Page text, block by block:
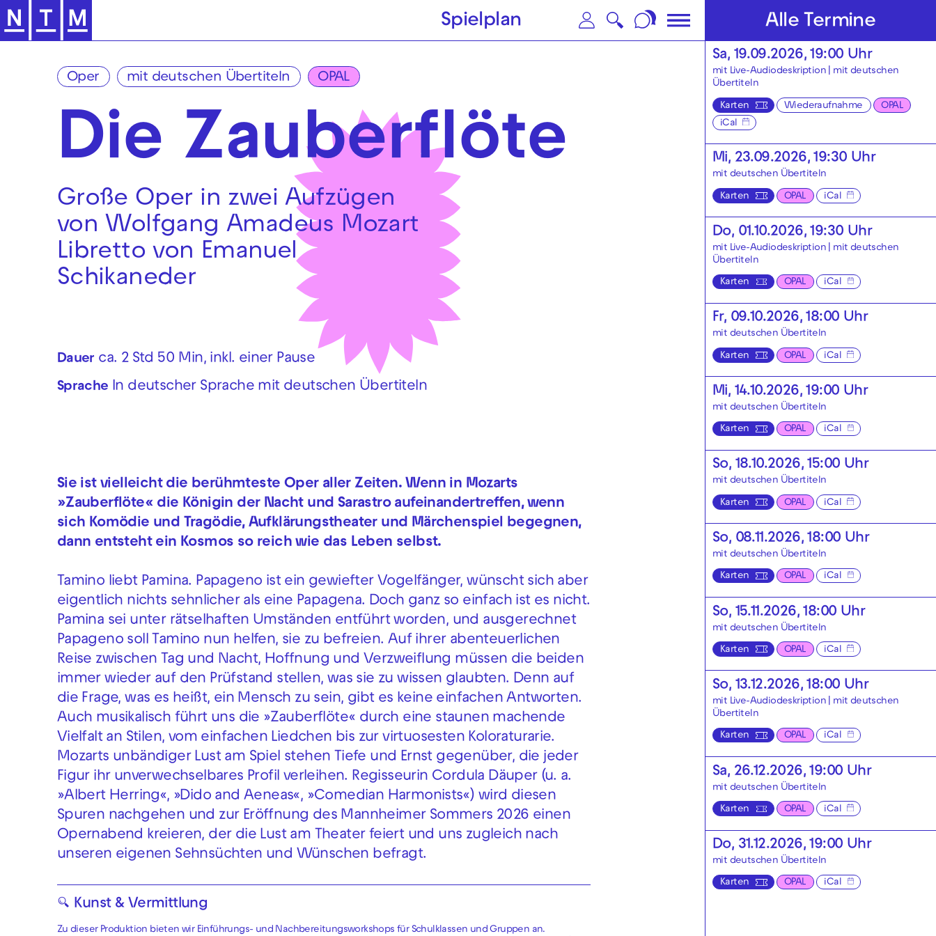
Zur Hauptnavigation springen Zum Hauptinhalt springen Zum Footer springen
Spielplan
Oper mit deutschen Übertiteln OPAL
Die Zauberflöte
Große Oper in zwei Aufzügen
von Wolfgang Amadeus Mozart
Libretto von Emanuel
Schikaneder
Dauer ca. 2 Std 50 Min, inkl. einer Pause
Sprache In deutscher Sprache mit deutschen Übertiteln
Sie ist vielleicht die berühmteste Oper aller Zeiten. Wenn in Mozarts
»Zauberflöte« die Königin der Nacht und Sarastro aufeinandertreffen, wenn
sich Komödie und Tragödie, Aufklärungstheater und Märchenspiel begegnen,
dann entsteht ein Kosmos so reich wie das Leben selbst.
Tamino liebt Pamina. Papageno ist ein gewiefter Vogelfänger, wünscht sich aber
eigentlich nichts sehnlicher als eine Papagena. Doch ganz so einfach ist es nicht.
Pamina sei unter rätselhaften Umständen entführt worden, und ausgerechnet
Papageno soll Tamino nun helfen, sie zu befreien. Auf ihrer abenteuerlichen
Reise zwischen Tag und Nacht, Hoffnung und Verzweiflung müssen die beiden
immer wieder auf den Prüfstand stellen, was sie zu wissen glaubten. Denn auf
die Frage, was es heißt, ein Mensch zu sein, gibt es keine einfachen Antworten.
Auch musikalisch führt uns die »Zauberflöte« durch eine staunen machende
Vielfalt an Stilen, vom einfachen Liedchen bis zur virtuosesten Koloraturarie.
Mozarts unbändiger Lust am Spiel stehen Tiefe und Ernst gegenüber, die jeder
Figur ihr unverwechselbares Profil verleihen. Regisseurin Cordula Däuper (u. a.
»Albert Herring«, »Dido and Aeneas«, »Comedian Harmonists«) wird diesen
Spuren nachgehen und zur Eröffnung des Mannheimer Sommers 2026 einen
Opernabend kreieren, der die Lust am Theater feiert und uns zugleich nach
unseren eigenen Sehnsüchten und Wünschen befragt.
🔍 Kunst & Vermittlung
Zu dieser Produktion bieten wir Einführungs- und Nachbereitungsworkshops für Schulklassen und Gruppen an.
Alle Termine
Sa, 19.09.2026, 19:00 Uhr
mit Live-Audiodeskription
mit deutschen
Übertiteln
Karten Wiederaufnahme
OPAL
iCal
Mi, 23.09.2026, 19:30 Uhr
mit deutschen Übertiteln
Karten OPAL iCal
Do, 01.10.2026, 19:30 Uhr
mit Live-Audiodeskription
mit deutschen
Übertiteln
Karten OPAL iCal
Fr, 09.10.2026, 18:00 Uhr
mit deutschen Übertiteln
Karten OPAL iCal
Mi, 14.10.2026, 19:00 Uhr
mit deutschen Übertiteln
Karten OPAL iCal
So, 18.10.2026, 15:00 Uhr
mit deutschen Übertiteln
Karten OPAL iCal
So, 08.11.2026, 18:00 Uhr
mit deutschen Übertiteln
Karten OPAL iCal
So, 15.11.2026, 18:00 Uhr
mit deutschen Übertiteln
Karten OPAL iCal
So, 13.12.2026, 18:00 Uhr
mit Live-Audiodeskription
mit deutschen
Übertiteln
Karten OPAL iCal
Sa, 26.12.2026, 19:00 Uhr
mit deutschen Übertiteln
Karten OPAL iCal
Do, 31.12.2026, 19:00 Uhr
mit deutschen Übertiteln
Karten OPAL iCal